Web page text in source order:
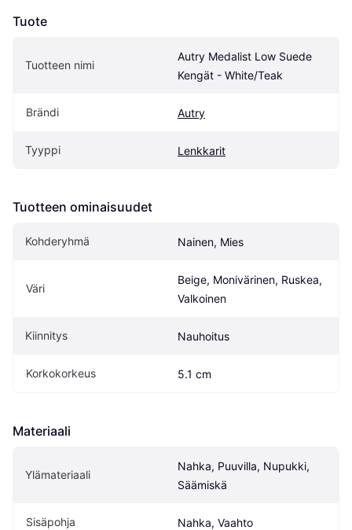
Tuote
Tuotteen nimi
Autry Medalist Low Suede
Kengät - White/Teak
Brändi Autry
Tyyppi Lenkkarit
Tuotteen ominaisuudet
Kohderyhmä Nainen, Mies
Väri
Beige, Monivärinen, Ruskea,
Valkoinen
Kiinnitys Nauhoitus
Korkokorkeus 5.1 cm
Materiaali
Ylämateriaali
Nahka, Puuvilla, Nupukki,
Säämiskä
Sisäpohja Nahka, Vaahto